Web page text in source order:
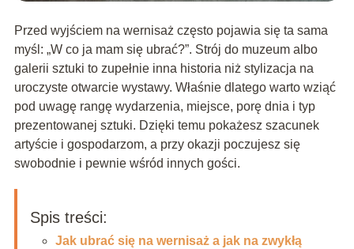
Przed wyjściem na wernisaż często pojawia się ta sama
myśl: „W co ja mam się ubrać?”. Strój do muzeum albo
galerii sztuki to zupełnie inna historia niż stylizacja na
uroczyste otwarcie wystawy. Właśnie dlatego warto wziąć
pod uwagę rangę wydarzenia, miejsce, porę dnia i typ
prezentowanej sztuki. Dzięki temu pokażesz szacunek
artyście i gospodarzom, a przy okazji poczujesz się
swobodnie i pewnie wśród innych gości.
Spis treści:
Jak ubrać się na wernisaż a jak na zwykłą